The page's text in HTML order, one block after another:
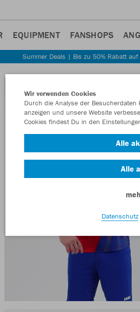
EQUIPMENT FANSHOPS
Summer Deals | Bis zu 50% Rabatt
Wir verwenden Cookies
Durch die Analyse der
anzeigen und unsere Website
Cookies findest Du in den
Alle
Alle
Datenschutz